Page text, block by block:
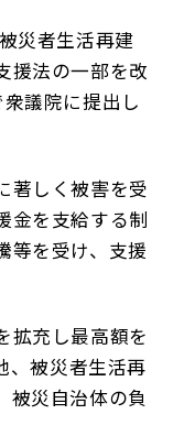
災者生活再建
援法の一部を改
議院に提出し
著しく被害を受
金を支給する制
等を受け、支援
拡充し最高額を
被災者生活再
被災自治体の負